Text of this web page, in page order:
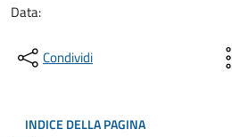
Data:
Condividi
INDICE DELLA PAGINA